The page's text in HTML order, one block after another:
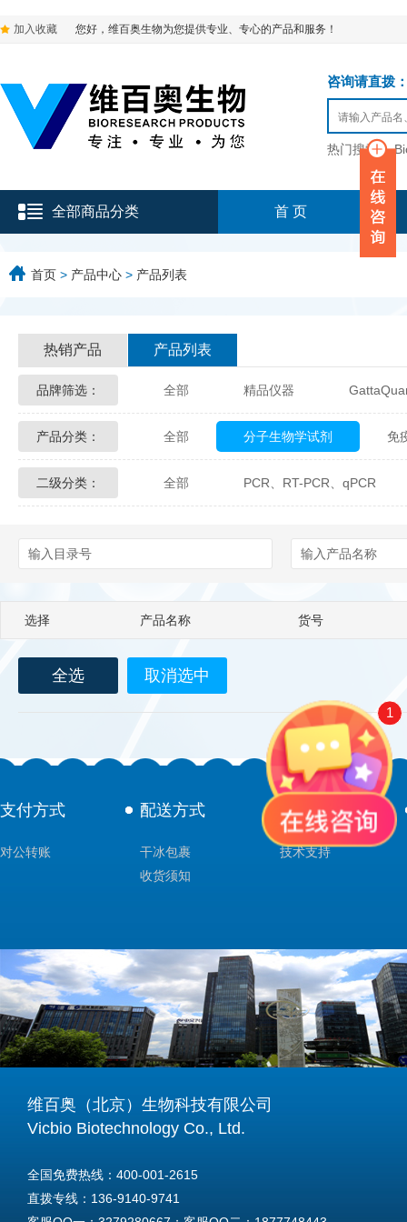
加入收藏 您好，维百奥生物为您提供专业、专心的产品和服务！
咨询请直拨
热门搜索：
全部商品分类 首 页
首页 > 产品中心 > 产品列表
热销产品 产品列表
品牌筛选： 全部 精品仪器
Glycon Biochem Sterlitech
Echelon Biosciences Verichem
Biotez Berlin Diametra
Berry & Associates
LGC Maine Standards Biolife
Abbexa AbD Serotec
产品分类： 全部 分子生物学试剂 免
化学及生物化学试剂 材料学试剂
二级分类： 全部 PCR、RT-PCR、qPCR
选择 产品名称 货号
全选 取消选中
支付方式
对公转账
配送方式
干冰包裹
收货须知
售后服务
技术支持
维百奥（北京）生物科技有限公司
Vicbio Biotechnology Co., Ltd.
全国免费热线：400-001-2615
直拨专线：136-9140-9741
1